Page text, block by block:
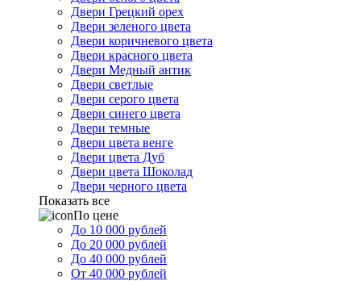
Двери Грецкий орех
Двери зеленого цвета
Двери коричневого цвета
Двери красного цвета
Двери Медный антик
Двери светлые
Двери серого цвета
Двери синего цвета
Двери темные
Двери цвета венге
Двери цвета Дуб
Двери цвета Шоколад
Двери черного цвета
Показать все
По цене
До 10 000 рублей
До 20 000 рублей
До 40 000 рублей
От 40 000 рублей